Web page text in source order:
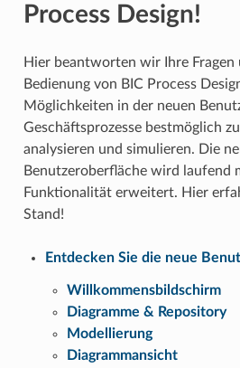
Process Design!
Hier beantworten wir Ihre Fragen
Bedienung von BIC Process
Möglichkeiten in der neuen
Geschäftsprozesse bestmöglich
analysieren und simulieren. Die
Benutzeroberfläche wird laufend
Funktionalität erweitert. Hier
Stand!
Entdecken Sie die neue
Willkommensbildschirm
Diagramme & Repository
Modellierung
Diagrammansicht